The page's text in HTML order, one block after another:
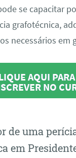
se capacitar
grafotécnica,
necessários em
AQUI
NO
de uma
em